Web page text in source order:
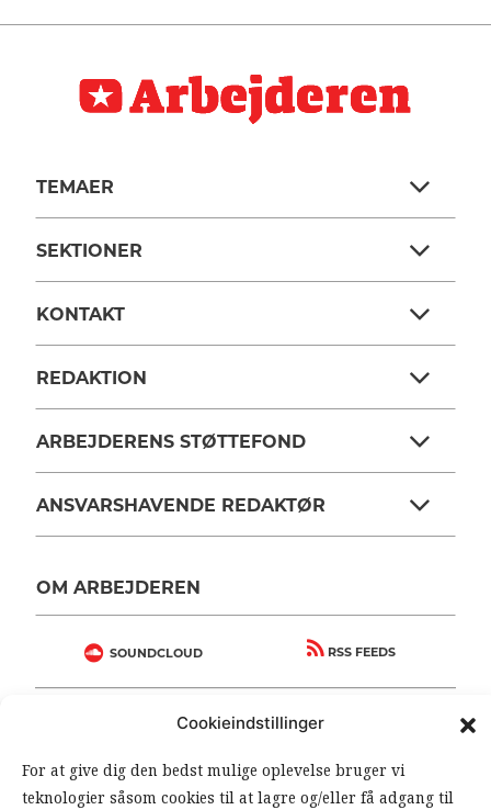
Cookieindstillinger
For at give dig den bedst mulige oplevelse bruger vi
teknologier såsom cookies til at lagre og/eller få adgang til
TEMAER
SEKTIONER
KONTAKT
REDAKTION
ARBEJDERENS STØTTEFOND
ANSVARSHAVENDE REDAKTØR
OM ARBEJDEREN
SOUNDCLOUD RSS FEEDS
FØLG ARBEJDEREN
| |